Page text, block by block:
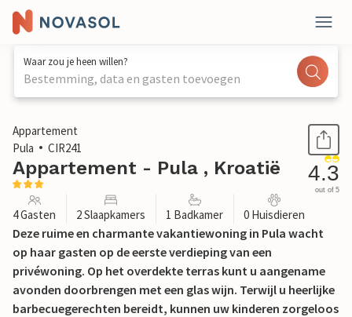
Waar zou je heen willen?
Bestemming, data en gasten toevoegen
1 / 24
Appartement
Pula
CIR241
Appartement - Pula , Kroatië 4.3
out of 5
4 Gasten 2 Slaapkamers 1 Badkamer 0 Huisdieren
Deze ruime en charmante vakantiewoning in Pula wacht
op haar gasten op de eerste verdieping van een
privéwoning. Op het overdekte terras kunt u aangename
avonden doorbrengen met een glas wijn. Terwijl u heerlijke
barbecuegerechten bereidt, kunnen uw kinderen zorgeloos